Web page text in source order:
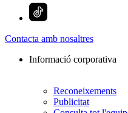
Contacta amb nosaltres
Informació corporativa
Reconeixements
Publicitat